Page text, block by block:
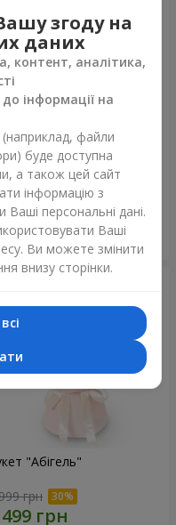
"Moon Dance"
грн
Замовити
"Абігель"
грн
згоду на
даних
контент, аналітика,
інформації на
файли
буде доступна
а також цей сайт
інформацію з
персональні дані.
Ваші
Ви можете змінити
внизу сторінки.